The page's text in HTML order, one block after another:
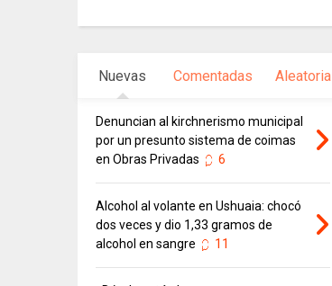
Nuevas Comentadas Aleatoria
Denuncian al kirchnerismo municipal
por un presunto sistema de coimas
en Obras Privadas
6
Alcohol al volante en Ushuaia: chocó
dos veces y dio 1,33 gramos de
alcohol en sangre
11